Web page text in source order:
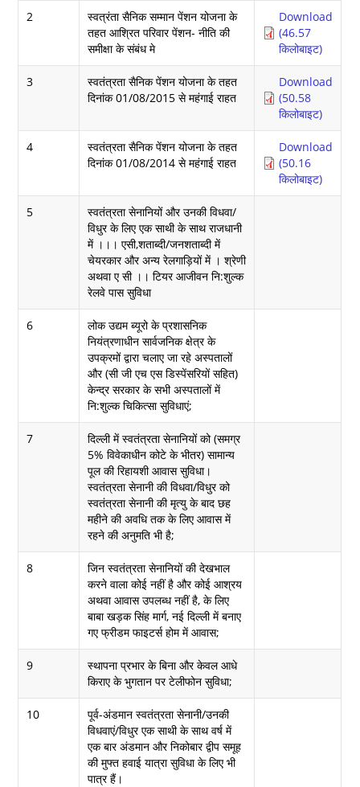
2
स्वत्रंता सैनिक सम्मान पेंशन योजना के
तहत आश्रित परिवार पेंशन- नीति की
समीक्षा के संबंध मे
Download
(46.57
किलोबाइट)
3
स्वतंत्रता सैनिक पेंशन योजना के तहत
दिनांक 01/08/2015 से महंगाई राहत
Download
(50.58
किलोबाइट)
4
स्वतंत्रता सैनिक पेंशन योजना के तहत
दिनांक 01/08/2014 से महंगाई राहत
Download
(50.16
किलोबाइट)
5
स्वतंत्रता सेनानियों और उनकी विधवा/
विधुर के लिए एक साथी के साथ राजधानी
में ।।। एसी,शताब्दी/जनशताब्दी में
चेयरकार और अन्य रेलगाड़ियों में । श्रेणी
अथवा ए सी ।। टियर आजीवन नि:शुल्क
रेलवे पास सुविधा
6
लोक उद्यम ब्यूरो के प्रशासनिक
नियंत्रणाधीन सार्वजनिक क्षेत्र के
उपक्रमों द्वारा चलाए जा रहे अस्पतालों
और (सी जी एच एस डिस्पेंसरियों सहित)
केन्द्र सरकार के सभी अस्पतालों में
नि:शुल्क चिकित्सा सुविधाएं;
7
दिल्ली में स्वतंत्रता सेनानियों को (समग्र
5% विवेकाधीन कोटे के भीतर) सामान्य
पूल की रिहायशी आवास सुविधा।
स्वतंत्रता सेनानी की विधवा/विधुर को
स्वतंत्रता सेनानी की मृत्यु के बाद छह
महीने की अवधि तक के लिए आवास में
रहने की अनुमति भी है;
8
जिन स्वतंत्रता सेनानियों की देखभाल
करने वाला कोई नहीं है और कोई आश्रय
अथवा आवास उपलब्ध नहीं है, के लिए
बाबा खड़क सिंह मार्ग, नई दिल्ली में बनाए
गए फ्रीडम फाइटर्स होम में आवास;
9
स्थापना प्रभार के बिना और केवल आधे
किराए के भुगतान पर टेलीफोन सुविधा;
10
पूर्व-अंडमान स्वतंत्रता सेनानी/उनकी
विधवाएं/विधुर एक साथी के साथ वर्ष में
एक बार अंडमान और निकोबार द्वीप समूह
की मुफ्त हवाई यात्रा सुविधा के लिए भी
पात्र हैं।